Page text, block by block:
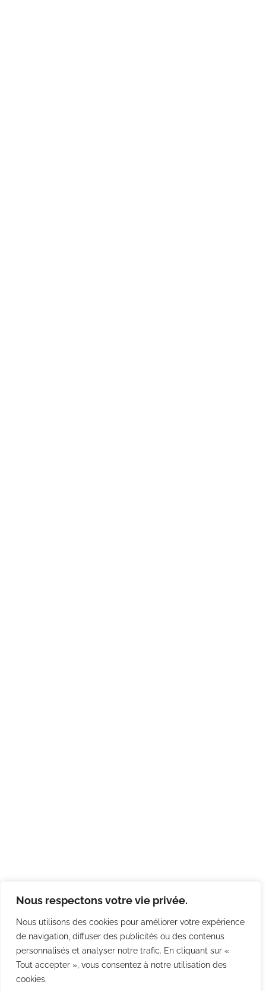
Nous respectons votre vie privée.
Nous utilisons des cookies pour améliorer votre expérience
de navigation, diffuser des publicités ou des contenus
personnalisés et analyser notre trafic. En cliquant sur «
Tout accepter », vous consentez à notre utilisation des
cookies.